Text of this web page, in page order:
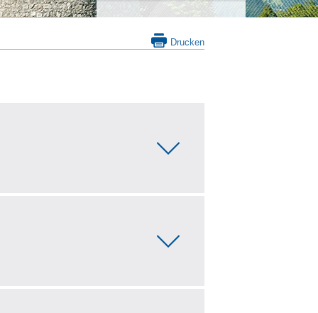
Drucken